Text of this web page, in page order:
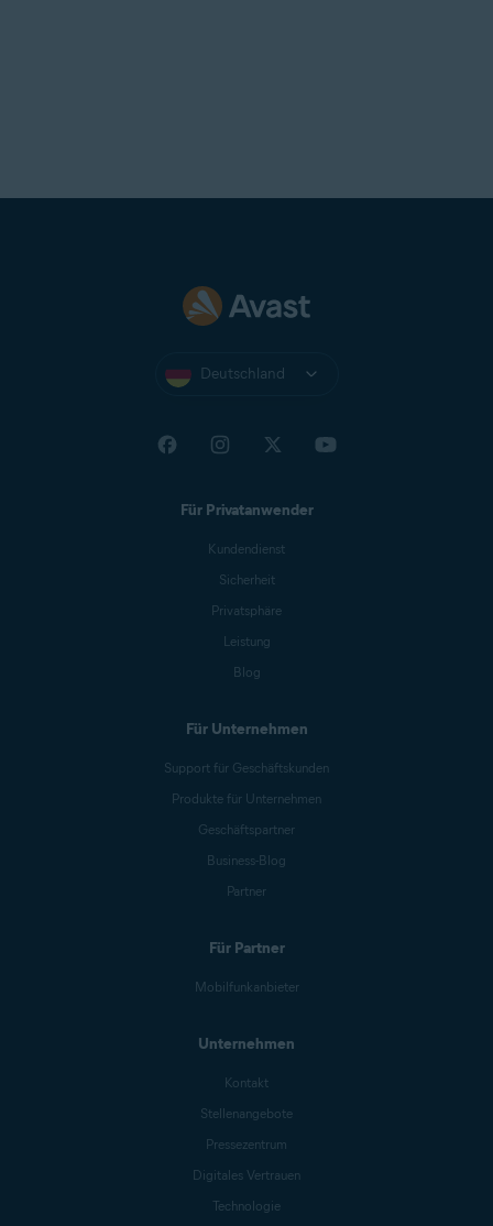
Deutschland
Für Privatanwender
Kundendienst
Sicherheit
Privatsphäre
Leistung
Blog
Für Unternehmen
Support für Geschäftskunden
Produkte für Unternehmen
Geschäftspartner
Business-Blog
Partner
Für Partner
Mobilfunkanbieter
Unternehmen
Kontakt
Stellenangebote
Pressezentrum
Digitales Vertrauen
Technologie